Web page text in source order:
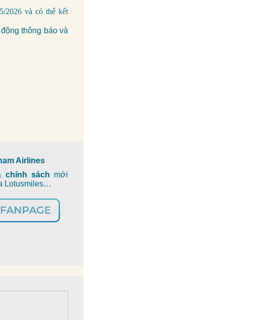
2026 và có thể kết
thông báo và
Airlines
chính sách mới
Lotusmiles…